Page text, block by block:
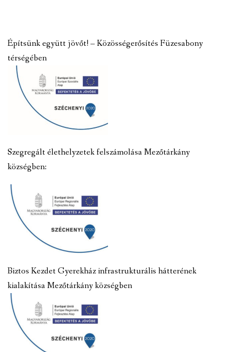
Építsünk együtt jövőt! – Közösségerősítés Füzesabony
térségében
Szegregált élethelyzetek felszámolása Mezőtárkány
községben:
Biztos Kezdet Gyerekház infrastrukturális hátterének
kialakítása Mezőtárkány községben